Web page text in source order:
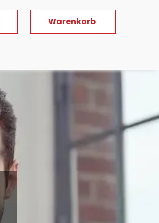
Warenkorb